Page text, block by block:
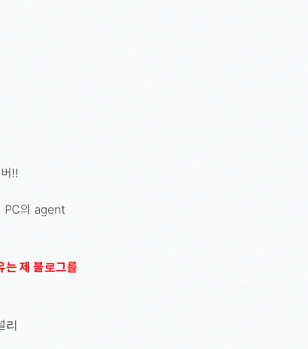
!!
PC의 agent
는 제 블로그를
리